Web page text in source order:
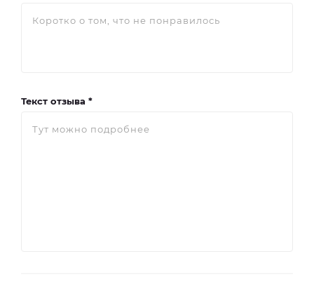
Текст отзыва *